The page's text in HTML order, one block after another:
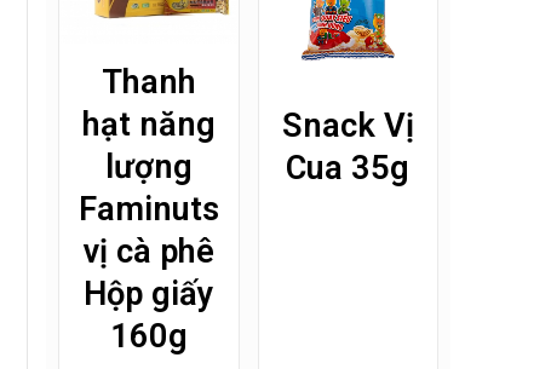
Thanh
hạt năng
lượng
Faminuts
vị cà phê
Hộp giấy
160g
Snack Vị
Cua 35g